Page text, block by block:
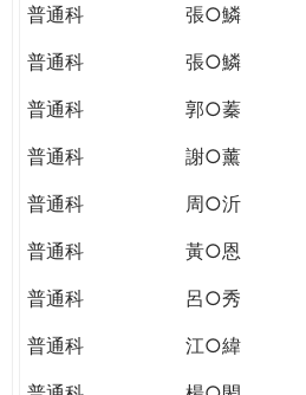
普通科
張○鱗
普通科
張○鱗
普通科
郭○蓁
普通科
謝○薰
普通科
周○沂
普通科
黃○恩
普通科
呂○秀
普通科
江○緯